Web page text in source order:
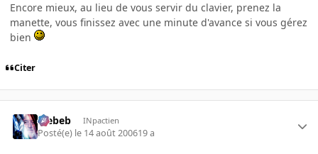
Encore mieux, au lieu de vous servir du clavier, prenez la
manette, vous finissez avec une minute d'avance si vous gérez
bien
Citer
Trebeb INpactien
Posté(e) le 14 août 200619 a